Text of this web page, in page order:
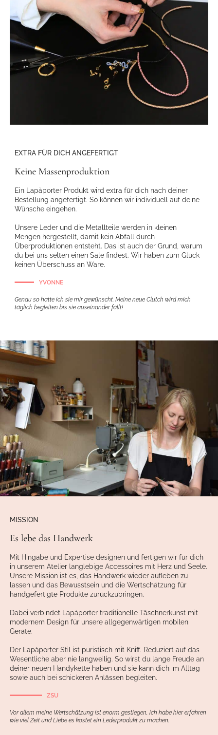
EXTRA FÜR DICH ANGEFERTIGT
Keine Massenproduktion
Ein Lapàporter Produkt wird extra für dich nach deiner
Bestellung angefertigt. So können wir individuell auf deine
Wünsche eingehen.
Unsere Leder und die Metallteile werden in kleinen
Mengen hergestellt, damit kein Abfall durch
Überproduktionen entsteht. Das ist auch der Grund, warum
du bei uns selten einen Sale findest. Wir haben zum Glück
keinen Überschuss an Ware.
YVONNE
Genau so hatte ich sie mir gewünscht. Meine neue Clutch wird mich
täglich begleiten bis sie auseinander fällt!
MISSION
Es lebe das Handwerk
Mit Hingabe und Expertise designen und fertigen wir für dich
in unserem Atelier langlebige Accessoires mit Herz und Seele.
Unsere Mission ist es, das Handwerk wieder aufleben zu
lassen und das Bewusstsein und die Wertschätzung für
handgefertigte Produkte zurückzubringen.
Dabei verbindet Lapàporter traditionelle Täschnerkunst mit
modernem Design für unsere allgegenwärtigen mobilen
Geräte.
Der Lapàporter Stil ist puristisch mit Kniff. Reduziert auf das
Wesentliche aber nie langweilig. So wirst du lange Freude an
deiner neuen Handykette haben und sie kann dich im Alltag
sowie auch bei schickeren Anlässen begleiten.
ZSU
Vor allem meine Wertschätzung ist enorm gestiegen, ich habe hier erfahren
wie viel Zeit und Liebe es kostet ein Lederprodukt zu machen.